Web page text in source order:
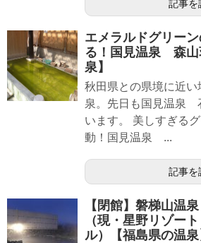
記事を
エメラルドグリー
る！国見温泉 森山
泉】
秋田県との県境に近
泉。先日も国見温泉
います。 美しすぎる
動！国見温泉 ...
記事を
【閉館】磐梯山温
（現・星野リゾー
ル）【福島県の温泉